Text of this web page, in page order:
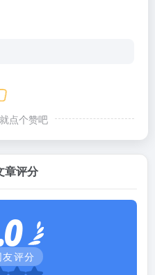
点个赞吧
章评分
友评分